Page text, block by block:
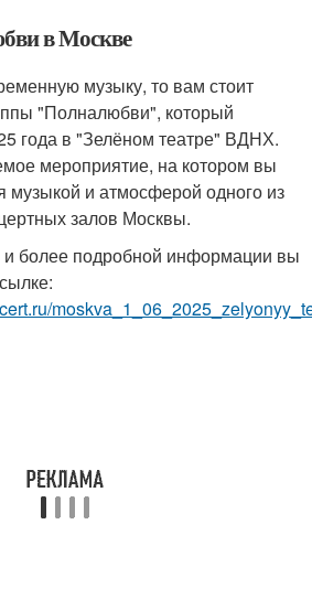
в Москве
музыку, то вам стоит
"Полналюбви", который
года в "Зелёном театре" ВДНХ.
мероприятие, на котором вы
музыкой и атмосферой одного из
залов Москвы.
и более подробной информации вы